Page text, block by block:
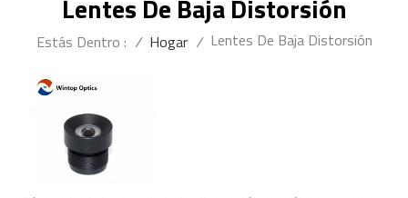
Lentes De Baja Distorsión
Estás Dentro : / Hogar / Lentes De Baja Distorsión